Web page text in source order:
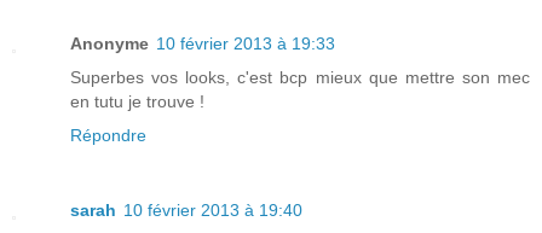
Anonyme 10 février 2013 à 19:33
Superbes vos looks, c'est bcp mieux que mettre son mec
en tutu je trouve !
Répondre
sarah 10 février 2013 à 19:40